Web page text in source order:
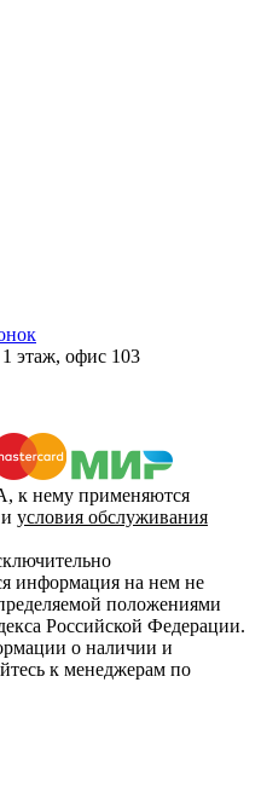
этаж, офис 103
к нему применяются
и условия обслуживания
информация на нем не
положениями
Российской Федерации.
о наличии и
к менеджерам по